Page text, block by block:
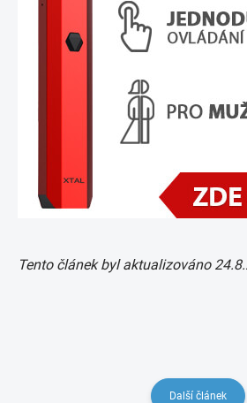
Tento článek byl aktualizováno
Další článek